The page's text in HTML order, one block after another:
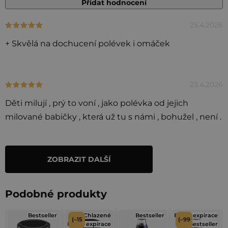
Přidat hodnocení
V
ý
s
o
d
o
n
Hodnocení produktu je 5 z 5 hvězdiček. 25.4.2026
+ Skvělá na dochucení polévek i omáček
Hodnocení produktu je 5 z 5 hvězdiček. 23.4.2026
Děti milují , prý to voní , jako polévka od jejich
milované babičky , která už tu s námi , bohužel , není .
v
á
ZOBRAZIT DALŠÍ
Podobné produkty
Bestseller
Chlazené
Blízká expirace
(–15
Bestseller
Blízká expirace
Bestseller
(–99